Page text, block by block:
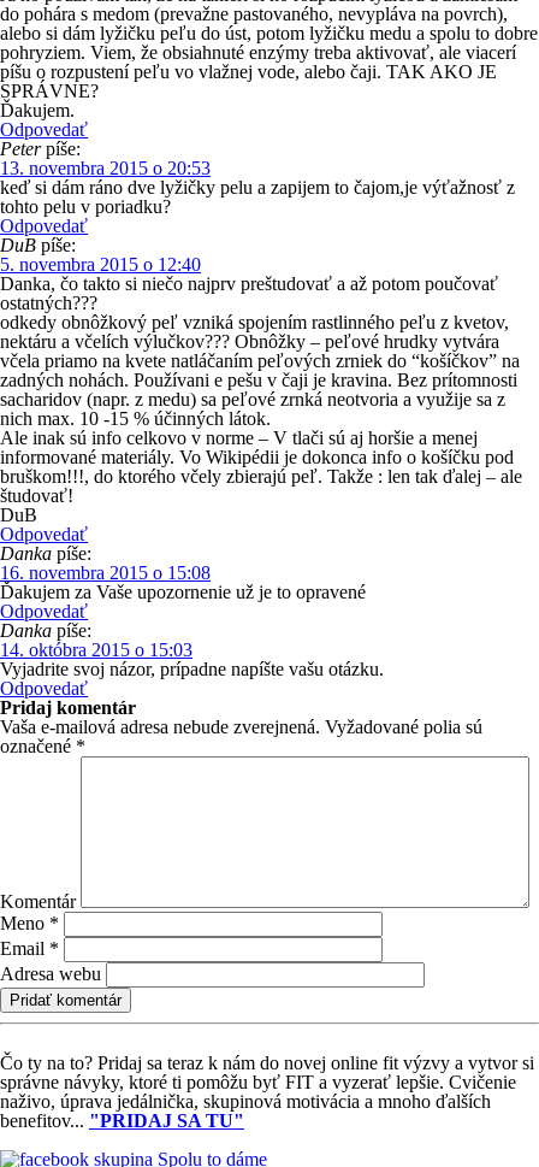
do pohára s medom (prevažne pastovaného, nevypláva na povrch),
alebo si dám lyžičku peľu do úst, potom lyžičku medu a spolu to dobre
pohryziem. Viem, že obsiahnuté enzýmy treba aktivovať, ale viacerí
píšu o rozpustení peľu vo vlažnej vode, alebo čaji. TAK AKO JE
SPRÁVNE?
Ďakujem.
Odpovedať
Peter píše:
13. novembra 2015 o 20:53
keď si dám ráno dve lyžičky pelu a zapijem to čajom,je výťažnosť z
tohto pelu v poriadku?
Odpovedať
DuB píše:
5. novembra 2015 o 12:40
Danka, čo takto si niečo najprv preštudovať a až potom poučovať
ostatných???
odkedy obnôžkový peľ vzniká spojením rastlinného peľu z kvetov,
nektáru a včelích výlučkov??? Obnôžky – peľové hrudky vytvára
včela priamo na kvete natláčaním peľových zrniek do “košíčkov” na
zadných nohách. Používani e pešu v čaji je kravina. Bez prítomnosti
sacharidov (napr. z medu) sa peľové zrnká neotvoria a využije sa z
nich max. 10 -15 % účinných látok.
Ale inak sú info celkovo v norme – V tlači sú aj horšie a menej
informované materiály. Vo Wikipédii je dokonca info o košíčku pod
bruškom!!!, do ktorého včely zbierajú peľ. Takže : len tak ďalej – ale
študovať!
DuB
Odpovedať
Danka píše:
16. novembra 2015 o 15:08
Ďakujem za Vaše upozornenie už je to opravené
Odpovedať
Danka píše:
14. októbra 2015 o 15:03
Vyjadrite svoj názor, prípadne napíšte vašu otázku.
Odpovedať
Pridaj komentár
Vaša e-mailová adresa nebude zverejnená. Vyžadované polia sú
označené *
Komentár
Meno *
Email *
Adresa webu
Čo ty na to? Pridaj sa teraz k nám do novej online fit výzvy a vytvor si
správne návyky, ktoré ti pomôžu byť FIT a vyzerať lepšie. Cvičenie
naživo, úprava jedálnička, skupinová motivácia a mnoho ďalších
benefitov... "PRIDAJ SA TU"